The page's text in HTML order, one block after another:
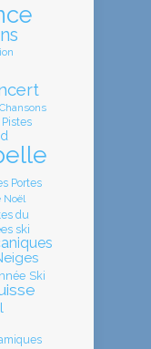
Portes
Noël
du
ski
Ski